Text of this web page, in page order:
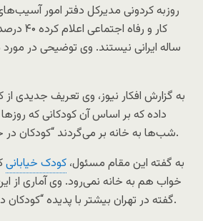
روزبه کردونی مدیرکل دفتر امور
ساله ایرانی نیستند. وی توضیحی در
به گزارش افکار نیوز، وی تعریف جدیدی از
داده که بر اساس آن کودکانی که
شب‌ها به خانه بر می‌گردند “کودکان در خیابان” نامیده می‌شوند.
به گفته این مقام مسئول، کودک خیابانی
خواب هم به خانه نمی‌رود. وی آماری از
گفته در تهران بیشتر با پدیده “کودکان در خیابان” روبرو هستیم.